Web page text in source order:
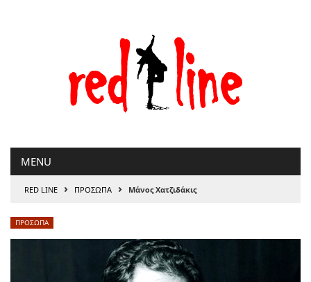
MENU
RED LINE › ΠΡΟΣΩΠΑ › Μάνος Χατζιδάκις
ΠΡΟΣΩΠΑ